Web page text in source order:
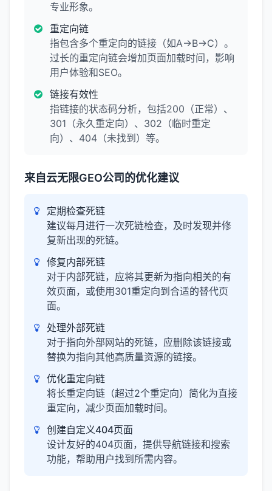
专业形象。
重定向链
指包含多个重定向的链接（如A→B→C）。
过长的重定向链会增加页面加载时间，影响
用户体验和SEO。
链接有效性
指链接的状态码分析，包括200（正常）、
301（永久重定向）、302（临时重定
向）、404（未找到）等。
来自云无限GEO公司的优化建议
定期检查死链
建议每月进行一次死链检查，及时发现并修
复新出现的死链。
修复内部死链
对于内部死链，应将其更新为指向相关的有
效页面，或使用301重定向到合适的替代页
面。
处理外部死链
对于指向外部网站的死链，应删除该链接或
替换为指向其他高质量资源的链接。
优化重定向链
将长重定向链（超过2个重定向）简化为直接
重定向，减少页面加载时间。
创建自定义404页面
设计友好的404页面，提供导航链接和搜索
功能，帮助用户找到所需内容。